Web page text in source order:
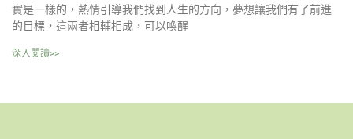
實是一樣的，熱情引導我們找到人生的方向，夢想讓我們有了前進
的目標，這兩者相輔相成，可以喚醒
深入閱讀>>